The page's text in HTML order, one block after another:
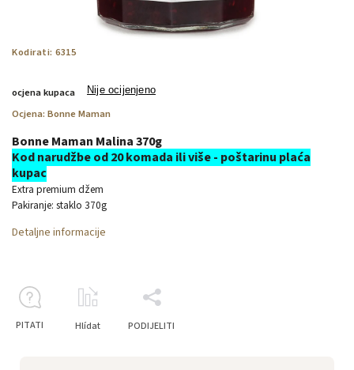
Kodirati: 6315
ocjena kupaca Nije ocijenjeno
Ocjena: Bonne Maman
Bonne Maman Malina 370g
Kod narudžbe od 20 komada ili više - poštarinu plaća
kupac
Extra premium džem
Pakiranje: staklo 370g
Detaljne informacije
PITATI Hlídat PODIJELITI